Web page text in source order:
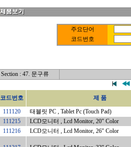
주요단어
코드번호
Section : 47. 문구류
코드번호
제 품
111120
태블릿 PC , Tablet Pc (Touch Pad)
111215
LCD모니터 , Lcd Monitor, 20" Color
111216
LCD모니터 , Lcd Monitor, 26" Color